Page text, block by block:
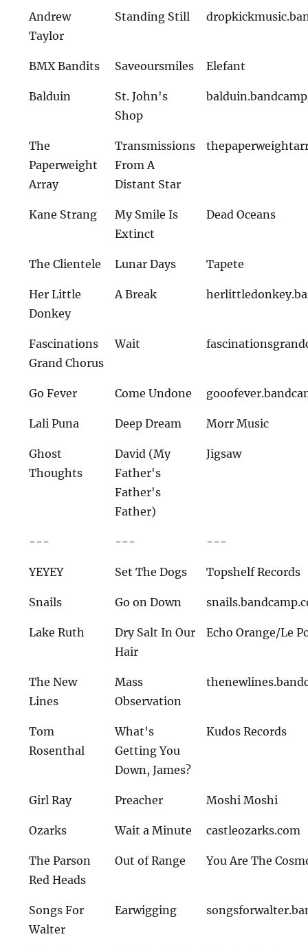
Andrew
Taylor
Standing Still
BMX Bandits Saveoursmiles Elefant
Balduin
St. John's
Shop
The
Paperweight
Array
Transmissions
From A
Distant Star
Kane Strang
My Smile Is
Extinct
Dead Oceans
The Clientele Lunar Days Tapete
Her Little
Donkey
A Break
Fascinations
Grand Chorus
Wait
Go Fever Come Undone
Lali Puna Deep Dream Morr Music
Ghost
Thoughts
David (My
Father's
Father's
Father)
Jigsaw
--- --- ---
YEYEY Set The Dogs Topshelf Records
Snails Go on Down
Lake Ruth
Dry Salt In Our
Hair
Echo Orange/Le
The New
Lines
Mass
Observation
Tom
Rosenthal
What's
Getting You
Down, James?
Kudos Records
Girl Ray Preacher Moshi Moshi
Ozarks Wait a Minute castleozarks.com
The Parson
Red Heads
Out of Range You Are The
Songs For
Walter
Earwigging